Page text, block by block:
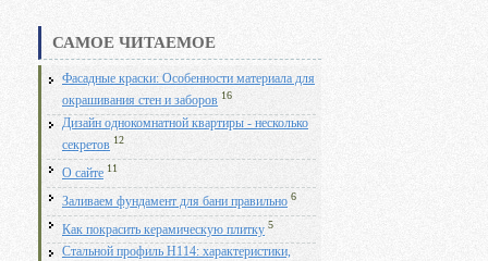
САМОЕ ЧИТАЕМОЕ
Фасадные краски: Особенности материала для
окрашивания стен и заборов 16
Дизайн однокомнатной квартиры - несколько
секретов 12
О сайте 11
Заливаем фундамент для бани правильно 6
Как покрасить керамическую плитку 5
Стальной профиль Н114: характеристики,